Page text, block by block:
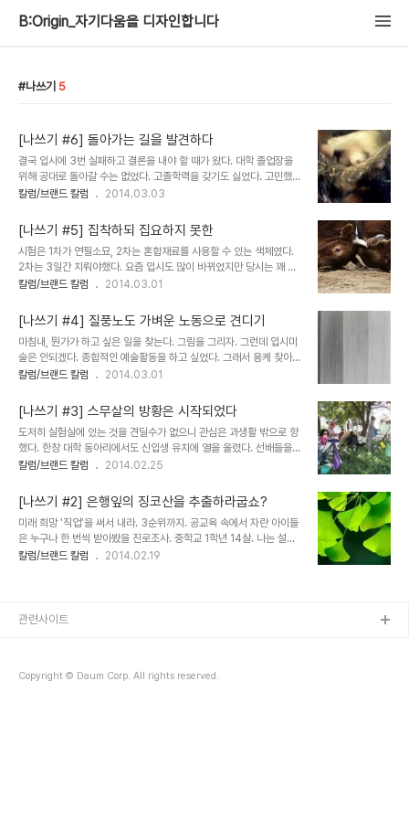
B:Origin_자기다움을 디자인합니다
나쓰기 5
[나쓰기 #6] 돌아가는 길을 발견하다
결국 입시에 3번 실패하고 결론을 내야 할 때가 왔다. 대학 졸업장을
위해 공대로 돌아갈 수는 없었다. 고졸학력을 갖기도 싫었다. 고민했
다. 궁지에 몰리면 별 아이디어가 다 떠오른다. 미술학원에서 내가 다
옮기는 방법이 있지 않을까? 실기력은 입시한만큼 쌓였으니 실기 테스
트가 있다면 응할 마음도 있다. 2학기 등록기간을 앞두고 전과를 필사
적으로 알아보았다. 최소 1년 이수의 학점이 필요했다. 한 학기 21학점
을 공대 수업으로 채울 수는 없었다. 미대 수업을 듣고 싶었고, 학칙을
보니 전공 선택은 타 학과생에게도 열려있었다. 21학점 7과목을 모조
만 2학년 수업에 들어갔다...
칼럼/브랜드 칼럼 2014.03.03
[나쓰기 #5] 집착하되 집요하지 못한
시험은 1차가 연필소묘, 2차는 혼합재료를 사용할 수 있는 색체였다.
2차는 3일간 치뤄야했다. 요즘 입시도 많이 바뀌었지만 당시는 꽤 파
격적이었다. 시험 자체가 난이도가 높았기에 첫해에 6개월 만에 1차를
실기 수준은 지금 생각해도 무척이나 얼굴이 화끈하다. 주제는 '본인의
손을 중심으로 현장 공간을 연출해 그리라'는 것이었다. 소묘를 겨우
할 줄 아는 실력으로 공간연출이라니. 말도 안되는 그림을 그리고 당연
히 1차도 떨어졌다. 2년은 준비해볼 요량으로 시작한터라 바로 내년
시험을 준비한다. 한 해는 빨리도 돌아와 입시 현장. 두번째 나타나자
알아볼 만큼 실력은 일..
칼럼/브랜드 칼럼 2014.03.01
[나쓰기 #4] 질풍노도 가벼운 노동으로 견디기
마침내, 뭔가가 하고 싶은 일을 찾는다. 그림을 그리자. 그런데 입시미
술은 안되겠다. 종합적인 예술활동을 하고 싶었다. 그래서 용케 찾아낸
것이 '무대미술'이라는 종합 장르의 예술이었다. 희곡을 읽고, 시각적
의 소품과 조화를 이뤄내고 그러려면 그림을 그릴줄 알아야겠지. 아무
것도 모르던 때는 저 일을 하려면 일차적으로 '시험'을 통과하는 것이
유일한 방법이라고 생각했다. 그걸 가르쳐 주는 학교를 가야 하는구나.
딱 두군데 있었다. 관련 경력이 2년 이상 있어야 하는 무대미술 아카데
미 그리고 일반 대학과 비슷한 한국예술종합학교. 내가 도전해보겠다
가? 그렇게 계획을 세우고 6개월간..
칼럼/브랜드 칼럼 2014.03.01
[나쓰기 #3] 스무살의 방황은 시작되었다
도저히 실험실에 있는 것을 견딜수가 없으니 관심은 과생활 밖으로 향
했다. 한창 대학 동아리에서도 신입생 유치에 열을 올렸다. 선배들을
따라 동아리 순례를 하는데 유독 봄바람에 실려오는 향을 따라 움직인
렸고, 한쪽에선 먹을 갈고 있었다. 그 향에 반했다. 사실 서예 자체가
좋았던건 아니고 사람들이 좋았다. 수업 끝나면 바로 동아리방으로 가
서 수다를 떨거나 날적이라 이름불리는 공용 낙서전용 노트에 글을 적
었다. 한 감성 하는 사람들이 많았던지라 누군가는 그날의 감상을, 마
음에 담고 있는 고민을 적었고, 누군가는 답을 했다. 나도 글 쓰고 답하
칼럼/브랜드 칼럼 2014.02.25
[나쓰기 #2] 은행잎의 징코산을 추출하라굽쇼?
미래 희망 '직업'을 써서 내라. 3순위까지. 공교육 속에서 자란 아이들
은 누구나 한 번씩 받아봤을 진로조사. 중학교 1학년 14살. 나는 설문
조사란에 '시인'이라고 적었다. 나머지 2,3순위는 기억나지 않는다.
듯 나도 그런 소녀였다. 한국 단편 소설집을 읽고, 시를 읽고, 봄에는
후 스무살..
칼럼/브랜드 칼럼 2014.02.19
Copyright © Daum Corp. All rights reserved.
관련사이트